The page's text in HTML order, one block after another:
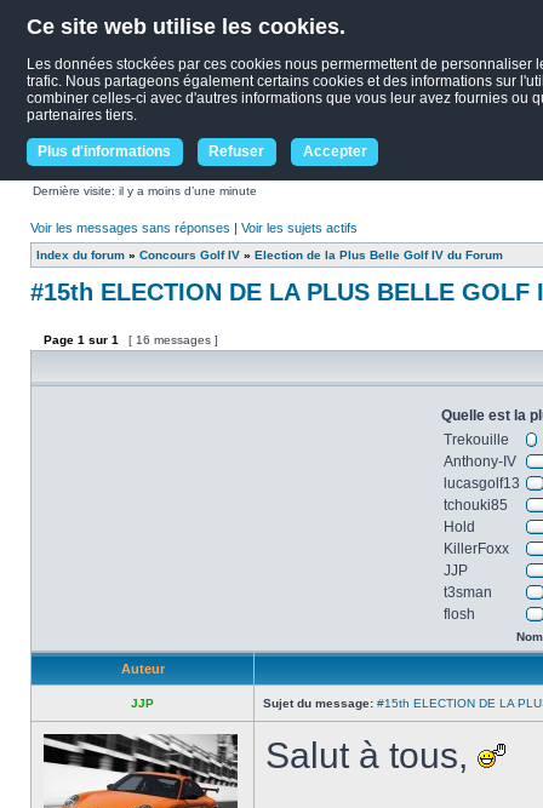
Ce site web utilise les cookies.
Les données stockées par ces cookies nous permermettent de
trafic. Nous partageons également certains cookies et des informations sur
combiner celles-ci avec d'autres informations que vous leur avez fournies ou
partenaires tiers.
Plus d'informations Refuser Accepter
Dernière visite: il y a moins d’une minute
Voir les messages sans réponses | Voir les sujets actifs
Index du forum » Concours Golf IV » Election de la Plus Belle Golf IV du Forum
#15th ELECTION DE LA PLUS BELLE GOLF
Page 1 sur 1 [ 16 messages ]
Quelle est la
Trekouille
Anthony-IV
lucasgolf13
tchouki85
Hold
KillerFoxx
JJP
t3sman
flosh
Auteur
JJP Sujet du message: #15th ELECTION DE LA
Salut à tous,